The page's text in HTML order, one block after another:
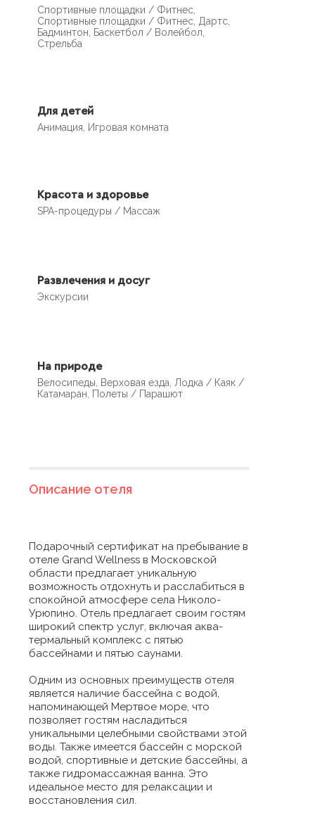
Спортивные площадки / Фитнес,
Спортивные площадки / Фитнес, Дартс,
Бадминтон, Баскетбол / Волейбол,
Стрельба
Для детей
Анимация, Игровая комната
Красота и здоровье
SPA-процедуры / Массаж
Развлечения и досуг
Экскурсии
На природе
Велосипеды, Верховая езда, Лодка / Каяк /
Катамаран, Полеты / Парашют
Описание отеля
Подарочный сертификат на пребывание в
отеле Grand Wellness в Московской
области предлагает уникальную
возможность отдохнуть и расслабиться в
спокойной атмосфере села Николо-
Урюпино. Отель предлагает своим гостям
широкий спектр услуг, включая аква-
термальный комплекс с пятью
бассейнами и пятью саунами.
Одним из основных преимуществ отеля
является наличие бассейна с водой,
напоминающей Мертвое море, что
позволяет гостям насладиться
уникальными целебными свойствами этой
воды. Также имеется бассейн с морской
водой, спортивные и детские бассейны, а
также гидромассажная ванна. Это
идеальное место для релаксации и
восстановления сил.